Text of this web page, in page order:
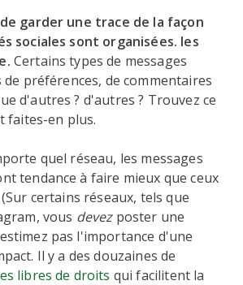
garder une trace de la façon
sociales sont organisées. les
Certains types de messages
préférences, de commentaires
d'autres ? d'autres ? Trouvez ce
faites-en plus.
quel réseau, les messages
tendance à faire mieux que ceux
certains réseaux, tels que
vous devezposter une
pas l'importance d'une
Il y a des douzaines de
libres de droits qui facilitent la